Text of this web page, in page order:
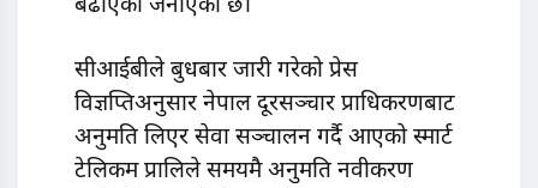
बढाएको जनाएको छ।
सीआईबीले बुधबार जारी गरेको प्रेस
विज्ञप्तिअनुसार नेपाल दूरसञ्चार प्राधिकरणबाट
अनुमति लिएर सेवा सञ्चालन गर्दै आएको स्मार्ट
टेलिकम प्रालिले समयमै अनुमति नवीकरण